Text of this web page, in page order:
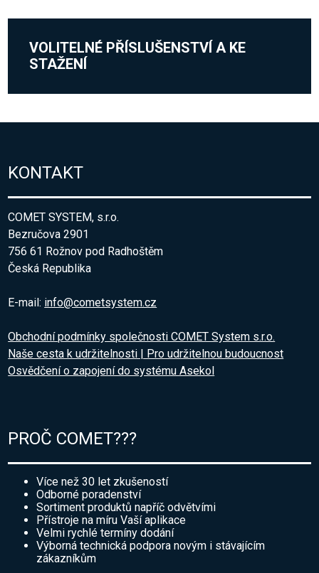
VOLITELNÉ PŘÍSLUŠENSTVÍ A KE
STAŽENÍ
KONTAKT
COMET SYSTEM, s.r.o.
Bezručova 2901
756 61 Rožnov pod Radhoštěm
Česká Republika
E-mail: info@cometsystem.cz
Obchodní podmínky společnosti COMET System s.r.o.
Naše cesta k udržitelnosti | Pro udržitelnou budoucnost
Osvědčení o zapojení do systému Asekol
PROČ COMET???
Více než 30 let zkušeností
Odborné poradenství
Sortiment produktů napříč odvětvími
Přístroje na míru Vaší aplikace
Velmi rychlé termíny dodání
Výborná technická podpora novým i stávajícím
zákazníkům